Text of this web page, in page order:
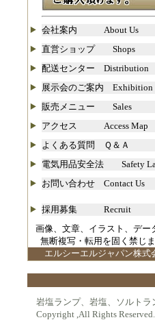
会社案内 About Us
直営ショップ Shops
配送センター Distribution
展示会のご案内 Exhibition
販売メニュー Sales
アクセス Access Map
よくある質問 Ｑ＆Ａ
電気用品安全法 Safety
お問い合わせ Contact Us
採用募集 Recruit
画像、文章、イラスト、デー
無断複写・転用を固く禁じま
エルシーエルジャパン株式
岩塩ランプ、岩塩、ソルト
Copyright ,All Rights